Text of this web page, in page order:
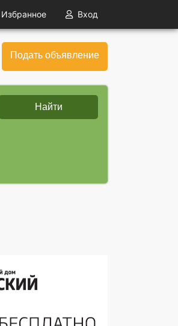
Избранное Вход
Подать объявление
Найти